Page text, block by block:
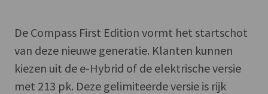
De Compass First Edition vormt het startschot
van deze nieuwe generatie. Klanten kunnen
kiezen uit de e-Hybrid of de elektrische versie
met 213 pk. Deze gelimiteerde versie is rijk